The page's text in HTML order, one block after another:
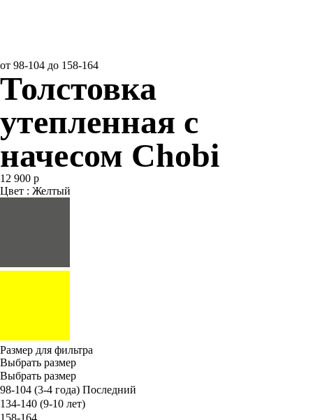
от 98-104 до 158-164
Толстовка
утепленная с
начесом Chobi
12 900 р
Цвет : Желтый
Размер для фильтра
Выбрать размер
Выбрать размер
98-104 (3-4 года) Последний
134-140 (9-10 лет)
158-164